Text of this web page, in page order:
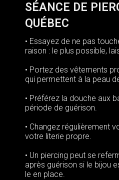
SÉANCE DE
QUÉBEC
• Essayez de ne pas
raison : le plus possible,
• Portez des vêtements
qui permettent à la peau
• Préférez la douche aux
période de guérison.
• Changez régulièrement
votre literie propre.
• Un piercing peut se
après guérison si le bijou
le en place.